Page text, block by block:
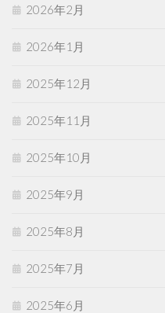
2026年2月
2026年1月
2025年12月
2025年11月
2025年10月
2025年9月
2025年8月
2025年7月
2025年6月